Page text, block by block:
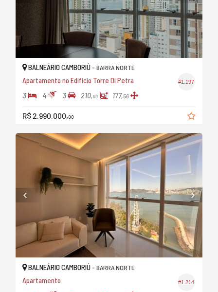
#1.197
BALNEÁRIO CAMBORIÚ - BARRA NORTE
Apartamento no Edifício Torre Di Petra
3 4 3 210,00 177,56
R$ 2.990.000,00
#1.214
BALNEÁRIO CAMBORIÚ - BARRA NORTE
Apartamento